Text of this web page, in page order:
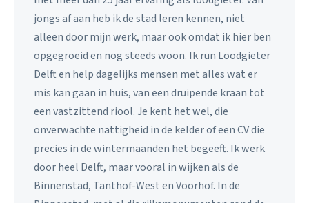
jongs af aan heb ik de stad leren kennen, niet
alleen door mijn werk, maar ook omdat ik hier ben
opgegroeid en nog steeds woon. Ik run Loodgieter
Delft en help dagelijks mensen met alles wat er
mis kan gaan in huis, van een druipende kraan tot
een vastzittend riool. Je kent het wel, die
onverwachte nattigheid in de kelder of een CV die
precies in de wintermaanden het begeeft. Ik werk
door heel Delft, maar vooral in wijken als de
Binnenstad, Tanthof-West en Voorhof. In de